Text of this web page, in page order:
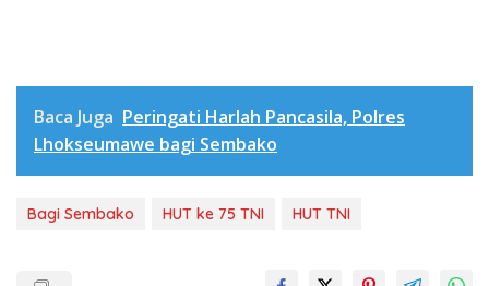
Baca Juga Peringati Harlah Pancasila, Polres
Lhokseumawe bagi Sembako
Bagi Sembako HUT ke 75 TNI HUT TNI